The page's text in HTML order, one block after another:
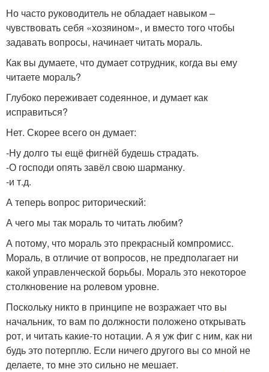
Но часто руководитель не обладает навыком –
чувствовать себя «хозяином», и вместо того чтобы
задавать вопросы, начинает читать мораль.
Как вы думаете, что думает сотрудник, когда вы ему
читаете мораль?
Глубоко переживает содеянное, и думает как
исправиться?
Нет. Скорее всего он думает:
-Ну долго ты ещё фигнёй будешь страдать.
-О господи опять завёл свою шарманку.
-и т.д.
А теперь вопрос риторический:
А чего мы так мораль то читать любим?
А потому, что мораль это прекрасный компромисс.
Мораль, в отличие от вопросов, не предполагает ни
какой управленческой борьбы. Мораль это некоторое
столкновение на ролевом уровне.
Поскольку никто в принципе не возражает что вы
начальник, то вам по должности положено открывать
рот, и читать какие-то нотации. А я уж фиг с ним, как ни
будь это потерплю. Если ничего другого вы со мной не
делаете, то мне это сильно не мешает.